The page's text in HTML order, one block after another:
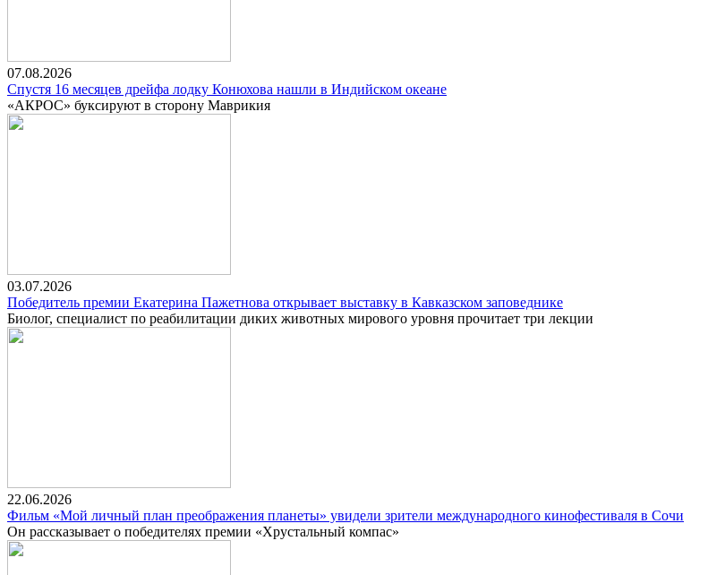
07.08.2026
Спустя 16 месяцев дрейфа лодку Конюхова нашли в Индийском океане
«АКРОС» буксируют в сторону Маврикия
03.07.2026
Победитель премии Екатерина Пажетнова открывает выставку в Кавказском заповеднике
Биолог, специалист по реабилитации диких животных мирового уровня прочитает три лекции
22.06.2026
Фильм «Мой личный план преображения планеты» увидели зрители международного кинофестиваля в Сочи
Он рассказывает о победителях премии «Хрустальный компас»